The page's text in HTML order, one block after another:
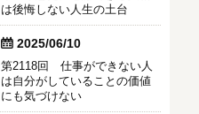
は後悔しない人生の土台
 2025/06/10
第2118回 仕事ができない人
は自分がしていることの価値
にも気づけない